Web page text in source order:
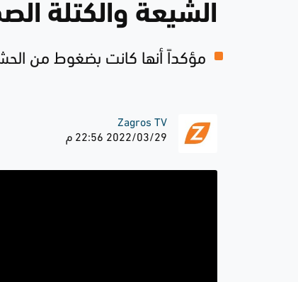
الشيعة والكتلة
مؤكداً أنها كانت بضغوط من
Zagros TV
2022/03/29 22:56 م